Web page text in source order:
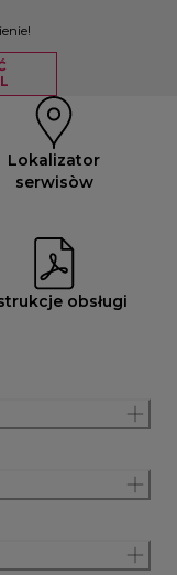
Lokalizator
serwisòw
obsługi